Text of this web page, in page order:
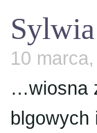
10
…wiosna
blgowych